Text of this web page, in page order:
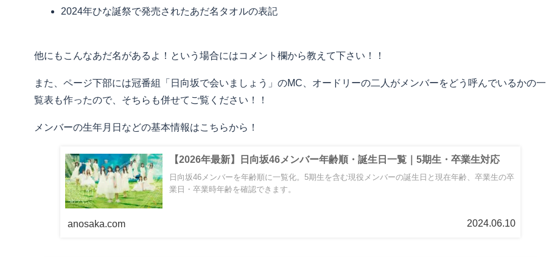
2024年ひな誕祭で発売されたあだ名タオルの表記
他にもこんなあだ名があるよ！という場合にはコメント欄から教えて下さい！！
また、ページ下部には冠番組「日向坂で会いましょう」のMC、オードリーの二人がメンバーをどう呼んでいるかの一
覧表も作ったので、そちらも併せてご覧ください！！
メンバーの生年月日などの基本情報はこちらから！
【2026年最新】日向坂46メンバー年齢順・誕生日一覧｜5期生・卒業生対応
日向坂46メンバーを年齢順に一覧化。5期生を含む現役メンバーの誕生日と現在年齢、卒業生の卒
業日・卒業時年齢を確認できます。
anosaka.com 2024.06.10